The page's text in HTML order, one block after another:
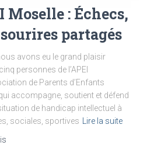
Moselle : Échecs,
partagés
avons eu le grand plaisir
personnes de l’APEI
de Parents d’Enfants
accompagne, soutient et défend
de handicap intellectuel à
sociales, sportives
Lire la suite